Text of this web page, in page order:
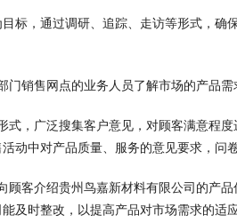
标，通过调研、追踪、走访等形式，
门销售网点的业务人员了解市场的产品需
式，广泛搜集客户意见，对顾客满意程
动中对产品质量、服务的意见要求，问
顾客介绍贵州鸟嘉新材料有限公司的产
及时整改，以提高产品对市场需求的适应